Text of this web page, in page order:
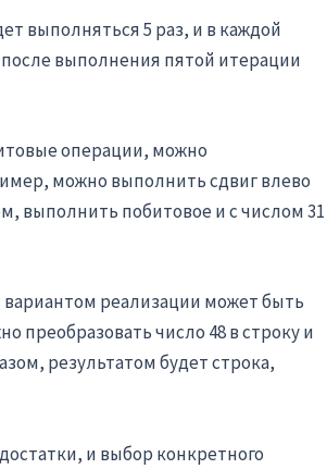
выполняться 5 раз, и в каждой
выполнения пятой итерации
операции, можно
можно выполнить сдвиг влево
выполнить побитовое и с числом 31
реализации может быть
преобразовать число 48 в строку и
результатом будет строка,
и выбор конкретного